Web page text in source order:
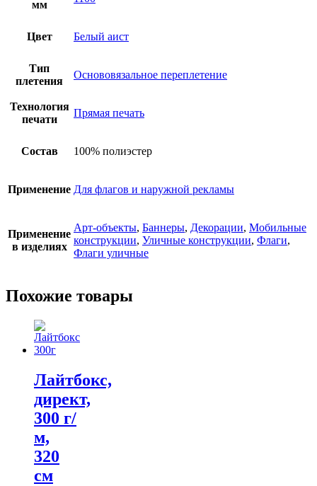
мм
Цвет Белый аист
Тип
плетения
Основовязальное переплетение
Технология
печати
Прямая печать
Состав 100% полиэстер
Применение Для флагов и наружной рекламы
Применение
в изделиях
Арт-объекты, Баннеры, Декорации, Мобильные
конструкции, Уличные конструкции, Флаги,
Флаги уличные
Похожие товары
Лайтбокс,
директ,
300 г/
м,
320
см